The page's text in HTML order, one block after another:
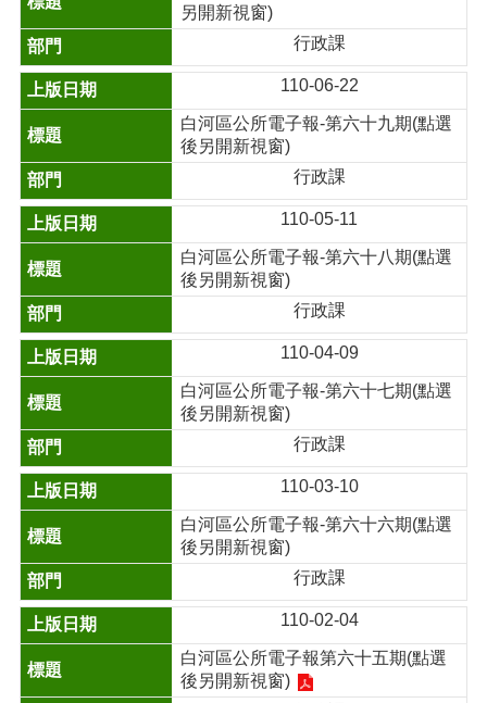
另開新視窗)
行政課
110-06-22
白河區公所電子報-第六十九期(點選
後另開新視窗)
行政課
110-05-11
白河區公所電子報-第六十八期(點選
後另開新視窗)
行政課
110-04-09
白河區公所電子報-第六十七期(點選
後另開新視窗)
行政課
110-03-10
白河區公所電子報-第六十六期(點選
後另開新視窗)
行政課
110-02-04
白河區公所電子報第六十五期(點選
後另開新視窗)